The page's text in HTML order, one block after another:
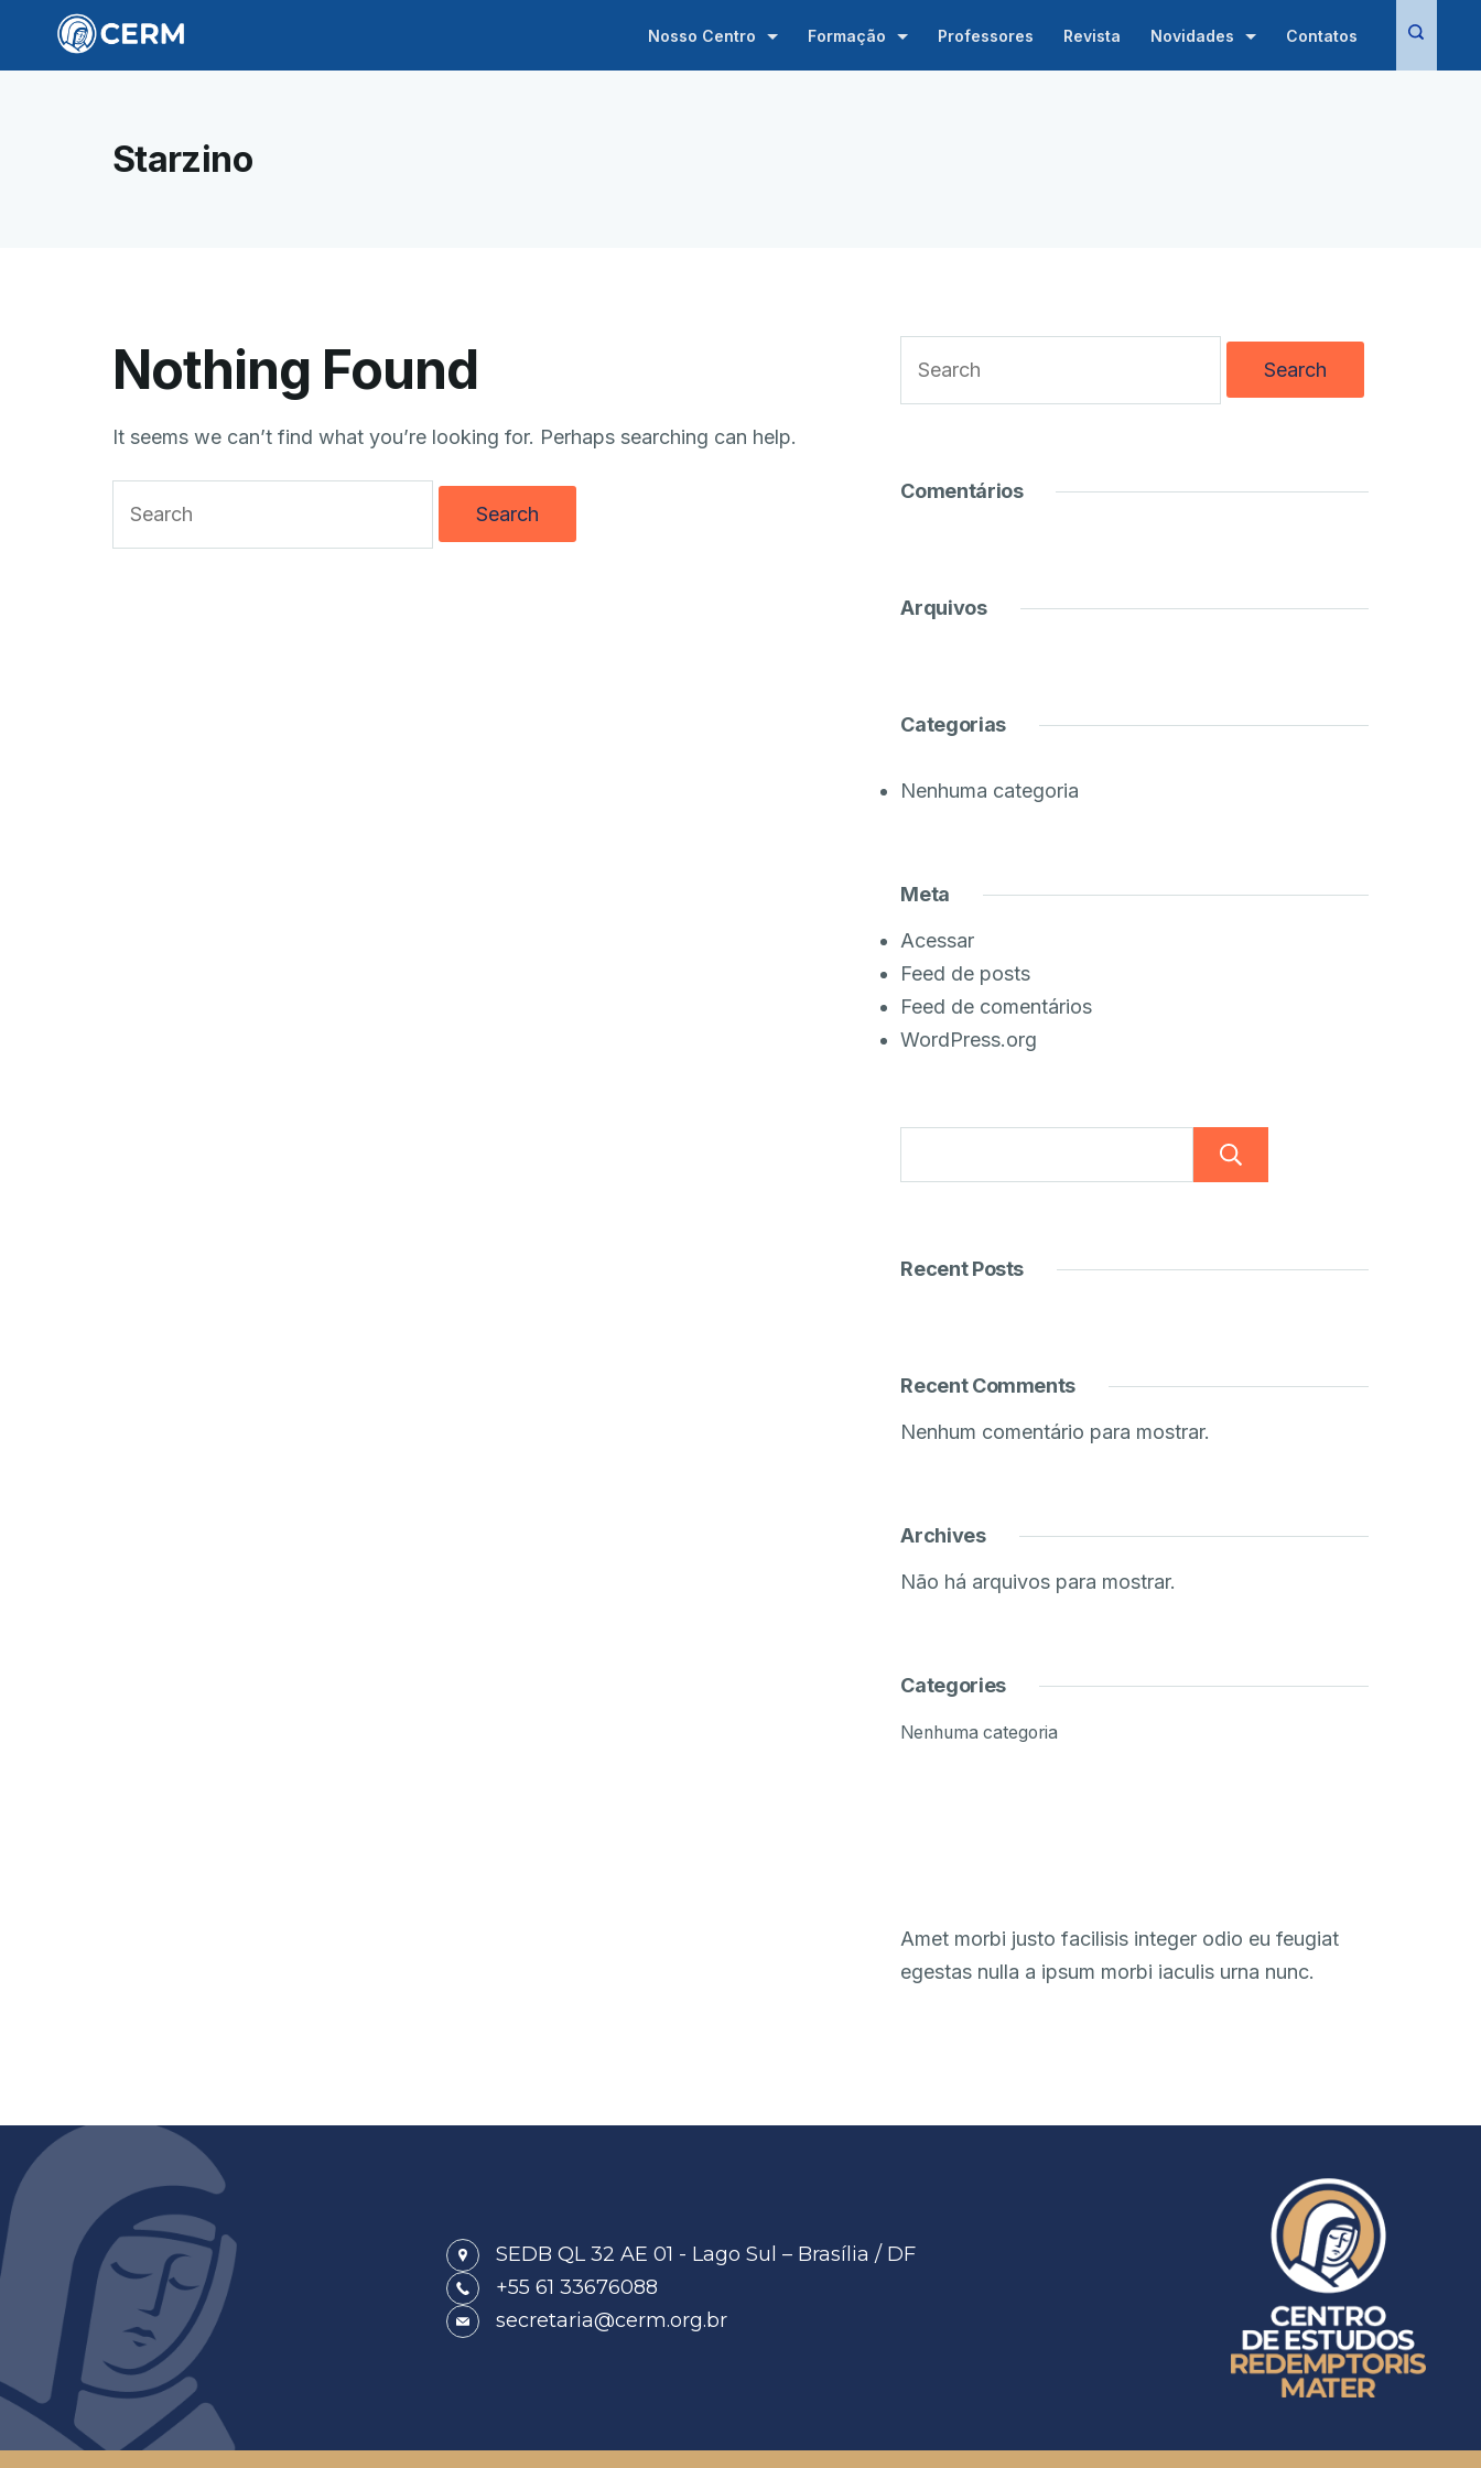
Nosso Centro Formação Professores Revista Novidades Contatos
Starzino
Nothing Found
It seems we can’t find what you’re looking for. Perhaps searching can help.
Comentários
Arquivos
Categorias
Nenhuma categoria
Meta
Acessar
Feed de posts
Feed de comentários
WordPress.org
Recent Posts
Recent Comments
Nenhum comentário para mostrar.
Archives
Não há arquivos para mostrar.
Categories
Nenhuma categoria
Amet morbi justo facilisis integer odio eu feugiat
egestas nulla a ipsum morbi iaculis urna nunc.
SEDB QL 32 AE 01 - Lago Sul – Brasília / DF
+55 61 33676088
secretaria@cerm.org.br